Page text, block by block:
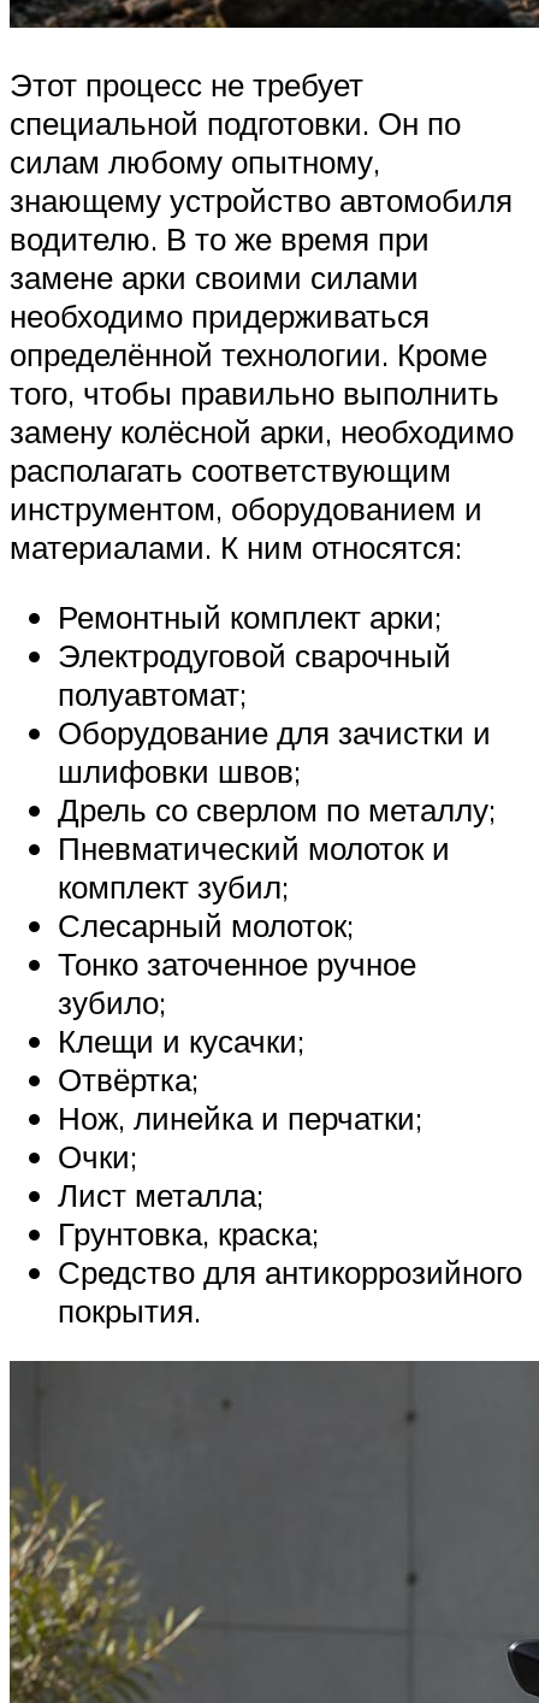
Этот процесс не требует
специальной подготовки. Он по
силам любому опытному,
знающему устройство автомобиля
водителю. В то же время при
замене арки своими силами
необходимо придерживаться
определённой технологии. Кроме
того, чтобы правильно выполнить
замену колёсной арки, необходимо
располагать соответствующим
инструментом, оборудованием и
материалами. К ним относятся:
Ремонтный комплект арки;
Электродуговой сварочный
полуавтомат;
Оборудование для зачистки и
шлифовки швов;
Дрель со сверлом по металлу;
Пневматический молоток и
комплект зубил;
Слесарный молоток;
Тонко заточенное ручное
зубило;
Клещи и кусачки;
Отвёртка;
Нож, линейка и перчатки;
Очки;
Лист металла;
Грунтовка, краска;
Средство для антикоррозийного
покрытия.